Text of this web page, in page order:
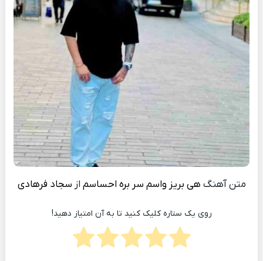
متن آهنگ هی بریز واسم سر بره احساسم از سجاد فرهادی
روی یک ستاره کلیک کنید تا به آن امتیاز دهید!